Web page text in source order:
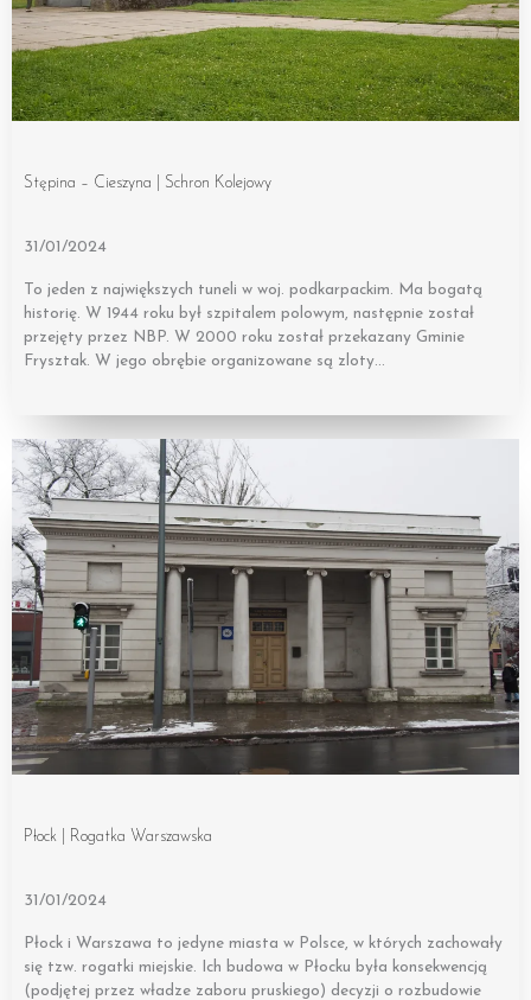
Stępina – Cieszyna | Schron Kolejowy
31/01/2024
To jeden z największych tuneli w woj. podkarpackim. Ma bogatą
historię. W 1944 roku był szpitalem polowym, następnie został
przejęty przez NBP. W 2000 roku został przekazany Gminie
Frysztak. W jego obrębie organizowane są zloty…
Płock | Rogatka Warszawska
31/01/2024
Płock i Warszawa to jedyne miasta w Polsce, w których zachowały
się tzw. rogatki miejskie. Ich budowa w Płocku była konsekwencją
(podjętej przez władze zaboru pruskiego) decyzji o rozbudowie